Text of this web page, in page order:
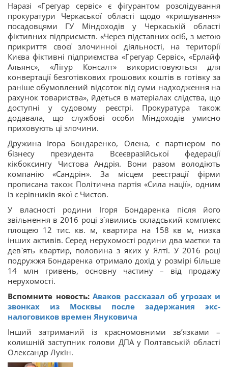
Наразі «Грегуар сервіс» є фігурантом розслідування
прокуратури Черкаської області щодо «кришування»
посадовцями ГУ Міндоходів у Черкаській області
фіктивних підприємств. «Через підставних осіб, з метою
прикриття своєї злочинної діяльності, на території
Києва фіктивні підприємства «Грегуар Сервіс», «Ерлайф
Альянс», «Лігур Консалт» використовуються для
конвертації безготівкових грошових коштів в готівку за
раніше обумовлений відсоток від суми надходження на
рахунок товариства», йдеться в матеріалах слідства, що
доступні у судовому реєстрі. Прокуратура також
додавала, що службові особи Міндоходів умисно
приховують ці злочини.
Дружина Ігора Бондаренко, Олена, є партнером по
бізнесу президента Всеєвразійської федерації
кікбоксингу Чистова Андрія. Вони разом володіють
компанію «Сандрін». За місцем реєстрації фірми
прописана також Політична партія «Сила нації», одним
із керівників якої є Чистов.
У власності родини Ігоря Бондаренка після його
звільнення в 2016 році з`явились cкладський комплекс
площею 12 тис. кв. м, квартира на 158 кв м, низка
інших активів. Серед нерухомості родини два маєтки та
дев`ять квартир, половина з яких у Ялті. У 2016 році
подружжя Бондаренка отримало дохід у розмірі більше
14 млн гривень, основну частину – від продажу
нерухомості.
Вспомните новость: Аваков рассказал об угрозах и
звонках из Москвы после задержания экс-
налоговиков времен Януковича
Інший затриманий із красномовними зв’язками –
колишній заступник голови ДПА у Полтавській області
Олександр Лукін.